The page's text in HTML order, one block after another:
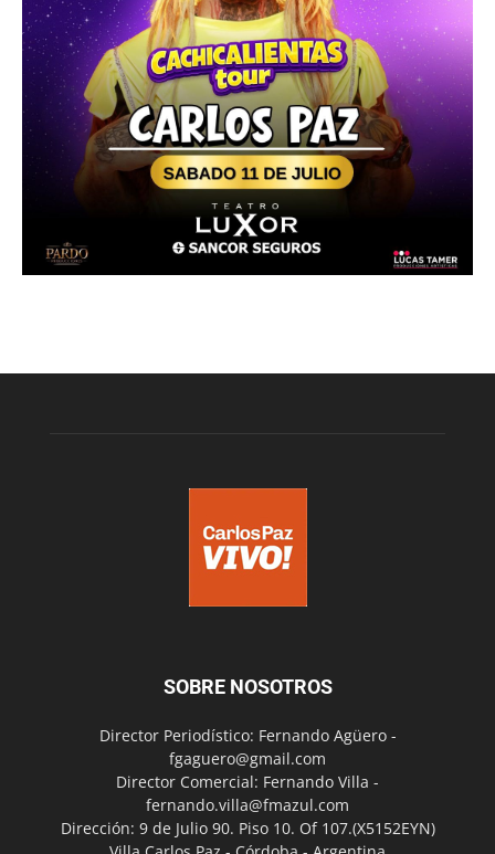
SOBRE NOSOTROS
Director Periodístico: Fernando Agüero -
fgaguero@gmail.com
Director Comercial: Fernando Villa -
fernando.villa@fmazul.com
Dirección: 9 de Julio 90. Piso 10. Of 107.(X5152EYN)